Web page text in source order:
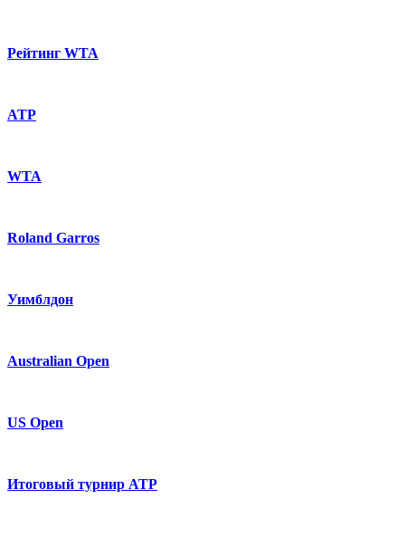
Рейтинг WTA
ATP
WTA
Roland Garros
Уимблдон
Australian Open
US Open
Итоговый турнир ATP